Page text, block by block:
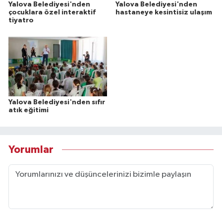
Yalova Belediyesi'nden
çocuklara özel interaktif
tiyatro
Yalova Belediyesi'nden
hastaneye kesintisiz ulaşım
Yalova Belediyesi'nden sıfır
atık eğitimi
Yorumlar